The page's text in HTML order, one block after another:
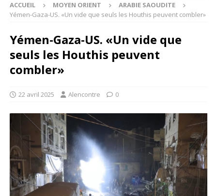
ACCUEIL MOYEN ORIENT
ARABIE SAOUDITE
Yémen-Gaza-US. «Un vide que seuls les Houthis peuvent combler»
Yémen-Gaza-US. «Un vide que
seuls les Houthis peuvent
combler»
22 avril 2025 Alencontre 0